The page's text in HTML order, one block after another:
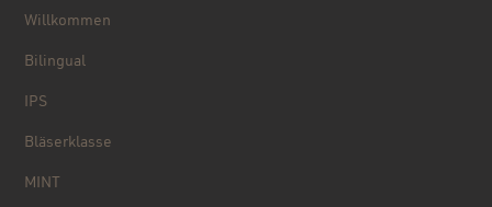
Willkommen
Bilingual
IPS
Bläserklasse
MINT